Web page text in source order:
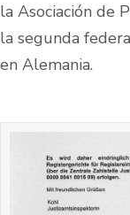
la Asociación de
la segunda
en Alemania.